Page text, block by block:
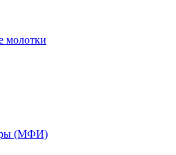
молотки
(МФИ)